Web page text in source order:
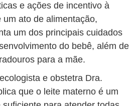
e ações de incentivo à
ato de alimentação,
um dos principais cuidados
do bebê, além de
para a mãe.
e obstetra Dra.
que o leite materno é um